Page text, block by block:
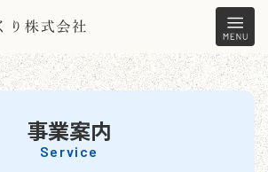
事業案内
Service